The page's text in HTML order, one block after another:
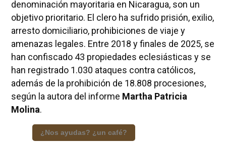
denominación mayoritaria en Nicaragua, son un
objetivo prioritario. El clero ha sufrido prisión, exilio,
arresto domiciliario, prohibiciones de viaje y
amenazas legales. Entre 2018 y finales de 2025, se
han confiscado 43 propiedades eclesiásticas y se
han registrado 1.030 ataques contra católicos,
además de la prohibición de 18.808 procesiones,
según la autora del informe Martha Patricia
Molina.
¿Nos ayudas? ¿un café?